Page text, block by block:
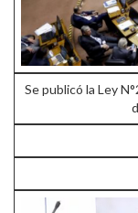
Se publicó la Ley